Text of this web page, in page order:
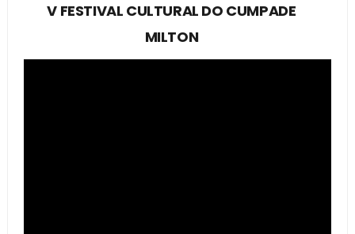
V FESTIVAL CULTURAL DO CUMPADE
MILTON